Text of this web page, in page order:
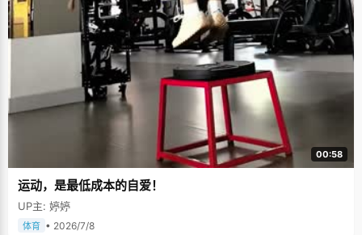
00:58
运动，是最低成本的自爱！
UP主: 婷婷
体育 • 2026/7/8